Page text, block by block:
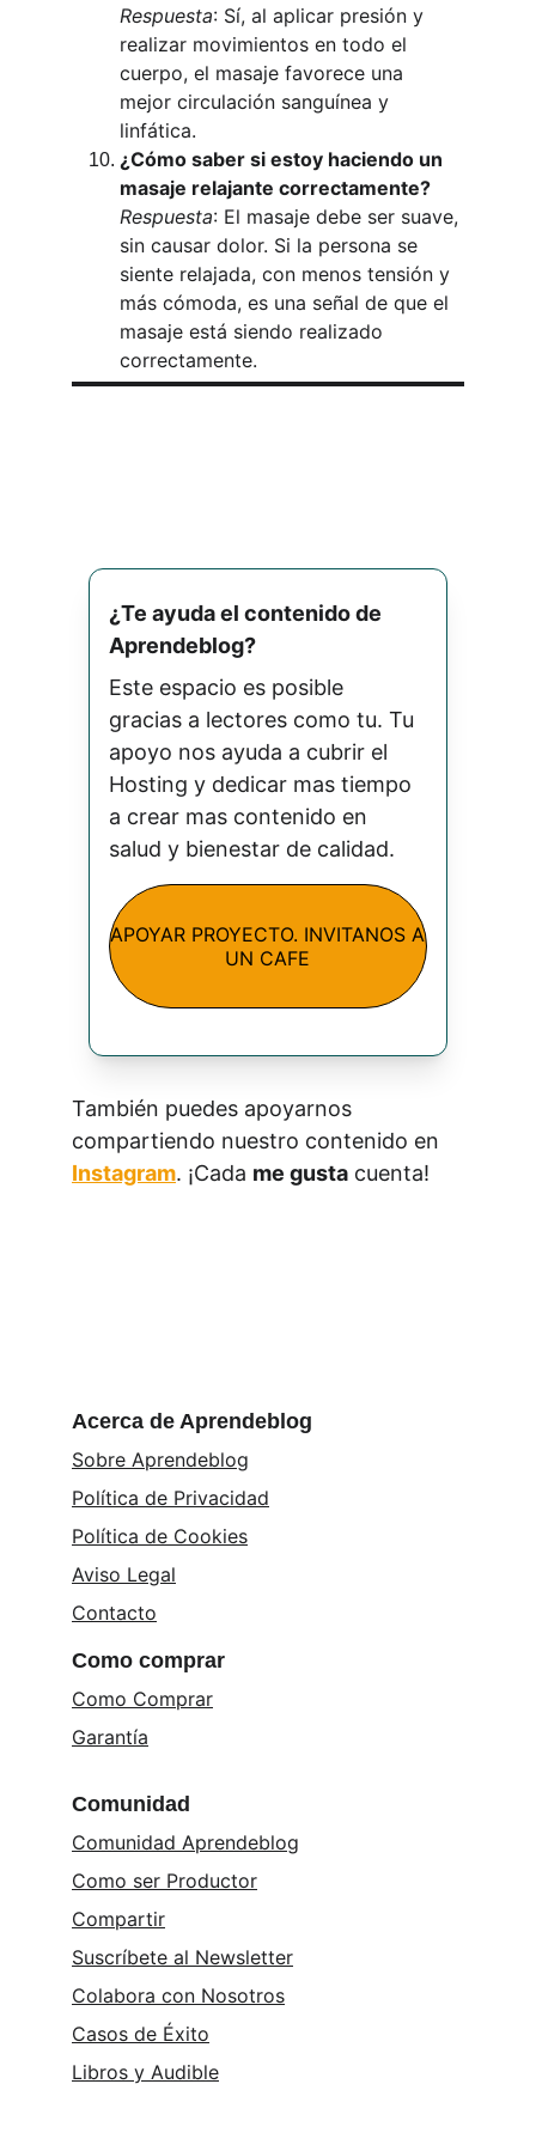
Respuesta: Sí, al aplicar presión y
realizar movimientos en todo el
cuerpo, el masaje favorece una
mejor circulación sanguínea y
linfática.
¿Cómo saber si estoy haciendo un
masaje relajante correctamente?
Respuesta: El masaje debe ser suave,
sin causar dolor. Si la persona se
siente relajada, con menos tensión y
más cómoda, es una señal de que el
masaje está siendo realizado
correctamente.
Acerca de Aprendeblog
Sobre Aprendeblog
Política de Privacidad
Política de Cookies
Aviso Legal
Contacto
Como comprar
Como Comprar
Garantía
Comunidad
Comunidad Aprendeblog
Como ser Productor
Compartir
Suscríbete al Newsletter
Colabora con Nosotros
Casos de Éxito
Libros y Audible
¿Te ayuda el contenido de
Aprendeblog?
Este espacio es posible
gracias a lectores como tu. Tu
apoyo nos ayuda a cubrir el
Hosting y dedicar mas tiempo
a crear mas contenido en
salud y bienestar de calidad.
También puedes apoyarnos
compartiendo nuestro contenido en
Instagram. ¡Cada me gusta cuenta!
APOYAR PROYECTO. INVITANOS A
UN CAFE